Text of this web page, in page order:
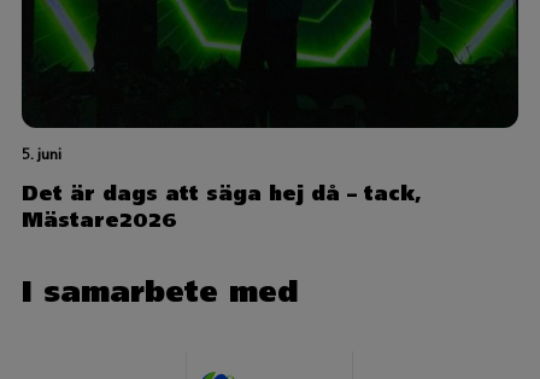
5. juni
Det är dags att säga hej då – tack,
Mästare2026
I samarbete med